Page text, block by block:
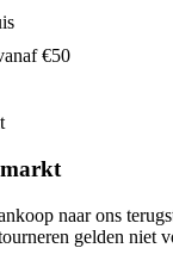
€50
naar ons
gelden niet